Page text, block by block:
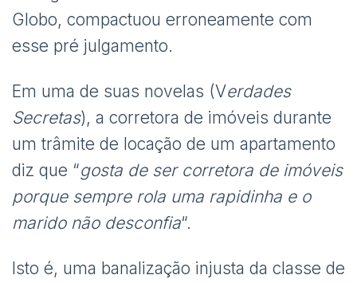
Globo, compactuou erroneamente com
esse pré julgamento.
Em uma de suas novelas (Verdades
Secretas), a corretora de imóveis durante
um trâmite de locação de um apartamento
diz que “gosta de ser corretora de imóveis
porque sempre rola uma rapidinha e o
marido não desconfia“.
Isto é, uma banalização injusta da classe de